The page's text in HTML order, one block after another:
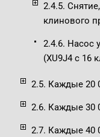
2.4.5.
клинового
2.4.6. Насос
(XU9J4 с 16
2.5. Каждые 20
2.6. Каждые 30
2.7. Каждые 40